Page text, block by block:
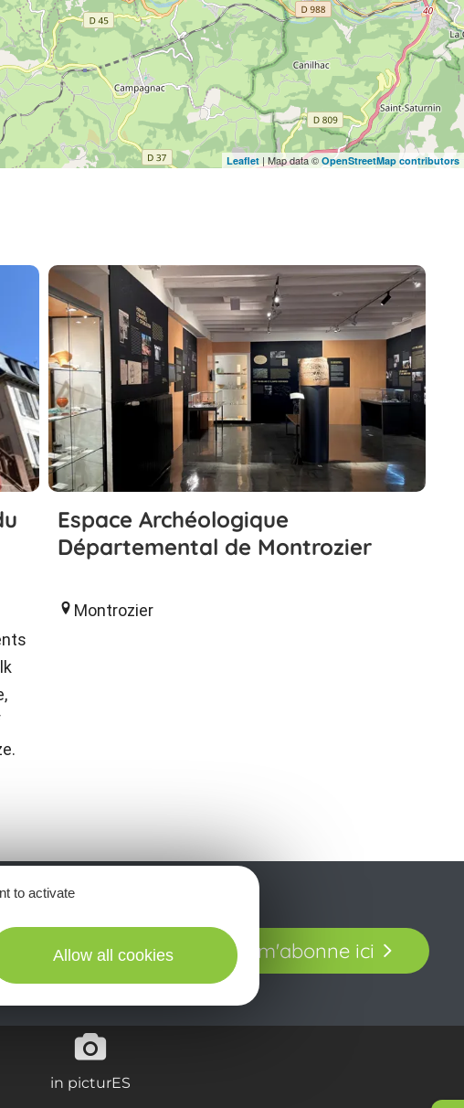
Leaflet | Map data © OpenStreetMap contributors
Espace Archéologique
Départemental de Montrozier
Montrozier
et laissez-vous
séjour en Aveyron.
Je m'abonne ici
in picturES
to activate
Allow all cookies